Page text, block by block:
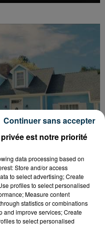
est notre priorité
data processing based on
Store and/or access
to select advertising; Create
profiles to select personalised
Measure content
statistics or combinations
and improve services; Create
to select personalised
Continuer sans accepter